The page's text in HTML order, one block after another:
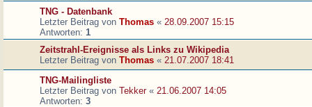
TNG - Datenbank
Letzter Beitrag von Thomas « 28.09.2007 15:15
Antworten: 1
Zeitstrahl-Ereignisse als Links zu Wikipedia
Letzter Beitrag von Thomas « 21.07.2007 18:41
TNG-Mailingliste
Letzter Beitrag von Tekker« 21.06.2007 14:05
Antworten: 3